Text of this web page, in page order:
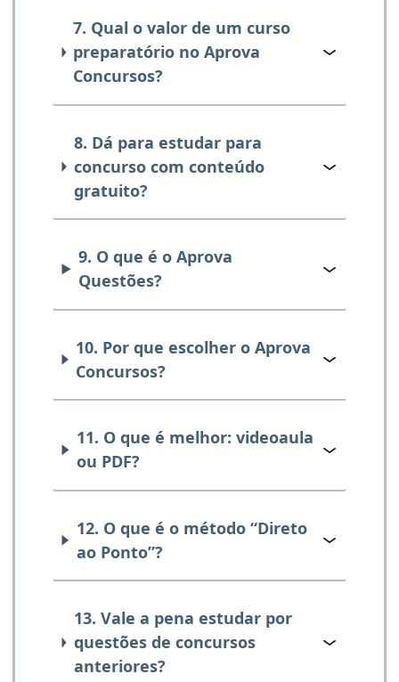
7. Qual o valor de um curso
preparatório no Aprova
Concursos?
8. Dá para estudar para
concurso com conteúdo
gratuito?
9. O que é o Aprova
Questões?
10. Por que escolher o Aprova
Concursos?
11. O que é melhor: videoaula
ou PDF?
12. O que é o método “Direto
ao Ponto”?
13. Vale a pena estudar por
questões de concursos
anteriores?